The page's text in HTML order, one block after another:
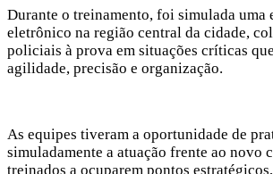
Durante o treinamento, foi simulada uma
eletrônico na região central da cidade,
policiais à prova em situações críticas
agilidade, precisão e organização.
As equipes tiveram a oportunidade de
simuladamente a atuação frente ao novo
treinados a ocuparem pontos